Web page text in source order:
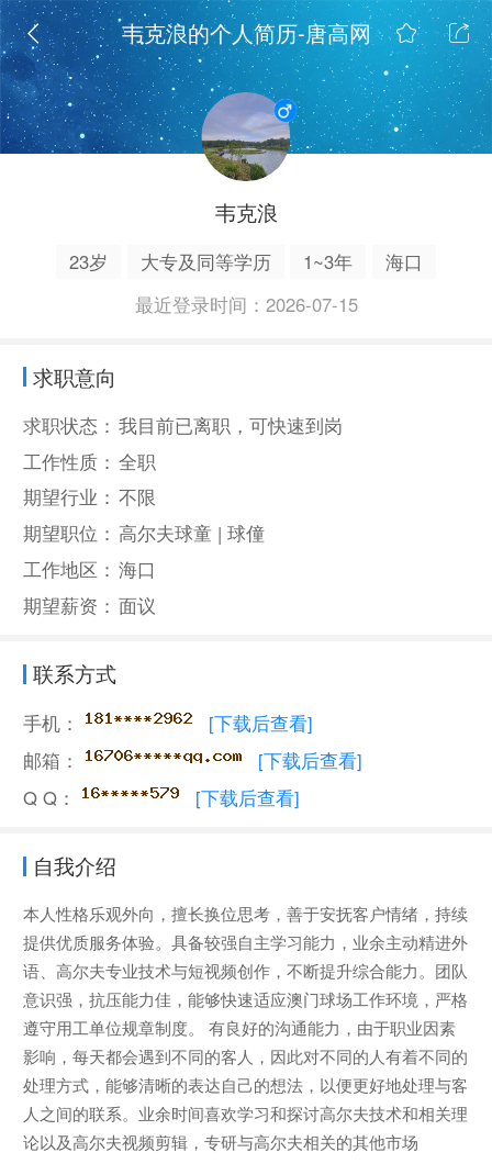
韦克浪的个人简历-唐高网
韦克浪
23岁 大专及同等学历 1~3年
海口
最近登录时间：2026-07-15
求职意向
求职状态： 我目前已离职，可快速到岗
工作性质： 全职
期望行业： 不限
期望职位： 高尔夫球童 | 球僮
工作地区： 海口
期望薪资： 面议
联系方式
手机：
[下载后查看]
邮箱：
[下载后查看]
Q Q：
[下载后查看]
自我介绍
本人性格乐观外向，擅长换位思考，善于安抚客户情绪，持续
提供优质服务体验。具备较强自主学习能力，业余主动精进外
语、高尔夫专业技术与短视频创作，不断提升综合能力。团队
意识强，抗压能力佳，能够快速适应澳门球场工作环境，严格
遵守用工单位规章制度。 有良好的沟通能力，由于职业因素
影响，每天都会遇到不同的客人，因此对不同的人有着不同的
处理方式，能够清晰的表达自己的想法，以便更好地处理与客
人之间的联系。业余时间喜欢学习和探讨高尔夫技术和相关理
论以及高尔夫视频剪辑，专研与高尔夫相关的其他市场